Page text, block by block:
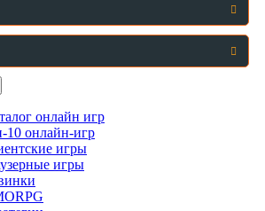
онлайн игр
10 онлайн-игр
игры
игры